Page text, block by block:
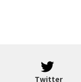
Twitter